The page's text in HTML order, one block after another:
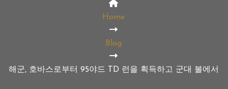
Home
Blog
해군, 호바스로부터 95야드 TD 런을 획득하고 군대 볼에서